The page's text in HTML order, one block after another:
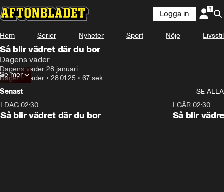
Logga in
Hem Serier Nyheter Sport Nöje Livsstil
Så blir vädret där du bor
Dagens väder
Dagens väder 28 januari
Dagens väder • 28.01.25 • 67 sek
Se mer
Senast
SE ALLA
I DAG 02:30
Så blir vädret där du bor
I GÅR 02:30
Så blir